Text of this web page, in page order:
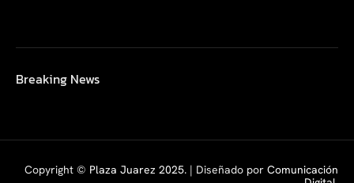
Breaking News
Copyright © Plaza Juarez 2025. | Diseñado por Comunicación